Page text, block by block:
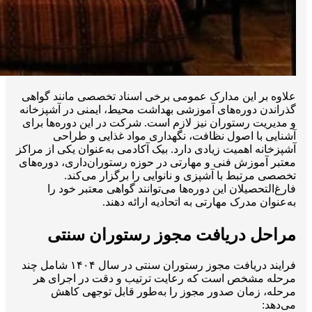
علاوه بر این مدارک عمومی برخی اسناد تخصصی مانند گواهی
گذراندن دوره‌های آموزشی بهداشت محیط، ایمنی در آشپزخانه
و مدیریت رستوران نیز لازم است. شرکت در این دوره‌ها برای
آشنایی با اصول نظافت، نگهداری مواد غذایی و طراحی
آشپزخانه اهمیت زیادی دارد. بیک آکادمی به‌عنوان یکی از مراکز
معتبر آموزش فنی و مهارتی در حوزه رستوران‌داری، دوره‌های
تخصصی مرتبط با آشپزی و نانوایی را برگزار می‌کند.
فارغ‌التحصیلان این دوره‌ها می‌توانند گواهی معتبر خود را
به‌عنوان مدرک مهارتی به اتحادیه ارائه دهند.
مراحل دریافت مجوز رستوران سنتی
فرایند دریافت مجوز رستوران سنتی در سال ۱۴۰۴ شامل چند
مرحله مشخص است که رعایت ترتیب و دقت در اجرای هر
مرحله، زمان صدور مجوز را به‌طور قابل توجهی کاهش
می‌دهد: